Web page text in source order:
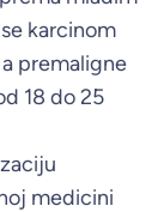
karcinom
premaligne
18 do 25
medicini